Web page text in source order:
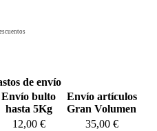
de envío
Envío bulto
hasta 5Kg
Envío artículos
Gran Volumen
12,00 €
35,00 €